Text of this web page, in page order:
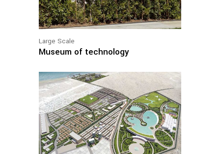
Large Scale
Museum of technology